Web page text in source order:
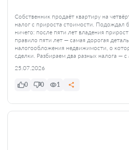
Собственник продаёт квартиру на
налог с прироста стоимости. Подождал
ничего: после пяти лет владения
правило пяти лет — самая дорогая
налогообложения недвижимости, о
сделки. Разбираем два разных налога —
25.07.2026
0 0 1